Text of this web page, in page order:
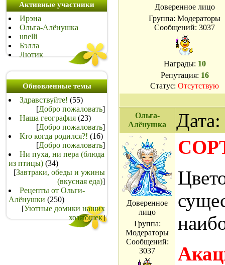
Активные участники
Ирэна
Ольга-Алёнушка
unelli
Бэлла
Лютик
Обновленные темы
Здравствуйте! (55)
[Добро пожаловать]
Наша география (23)
[Добро пожаловать]
Кто когда родился?! (16)
[Добро пожаловать]
Ни пуха, ни пера (блюда
из птицы) (34)
[Завтраки, обеды и ужины
(вкусная еда)]
Рецепты от Ольги-
Алёнушки (250)
[Уютные домики наших
хозяюшек]
Доверенное лицо
Группа: Модераторы
Сообщений: 3037
Награды: 10
Репутация: 16
Статус: Отсутствую
Ольга-
Алёнушка
Доверенное
лицо
Группа:
Модераторы
Сообщений:
3037